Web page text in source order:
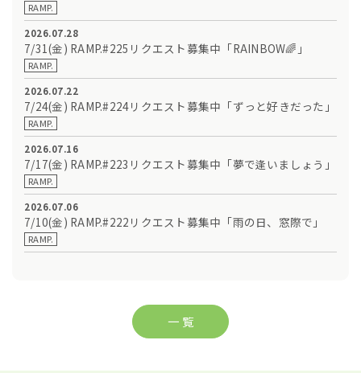
RAMP.
2026.07.28
7/31(金) RAMP.#225リクエスト募集中「RAINBOW🌈」
RAMP.
2026.07.22
7/24(金) RAMP.#224リクエスト募集中「ずっと好きだった」
RAMP.
2026.07.16
7/17(金) RAMP.#223リクエスト募集中「夢で逢いましょう」
RAMP.
2026.07.06
7/10(金) RAMP.#222リクエスト募集中「雨の日、窓際で」
RAMP.
一 覧